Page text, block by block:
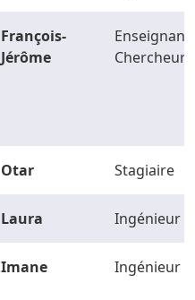
François-
Jérôme
Enseignant-
Chercheur
Otar Stagiaire
Laura Ingénieur
Imane Ingénieur